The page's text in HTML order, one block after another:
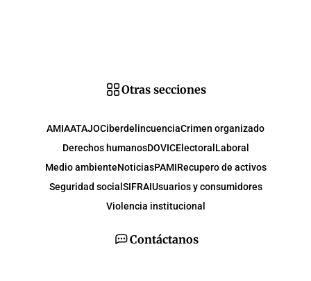
Contáctanos
Otras secciones
AMIAATAJOCiberdelincuenciaCrimen organizado
Derechos humanosDOVICElectoralLaboral
Medio ambienteNoticiasPAMIRecupero de activos
Seguridad socialSIFRAIUsuarios y consumidores
Violencia institucional